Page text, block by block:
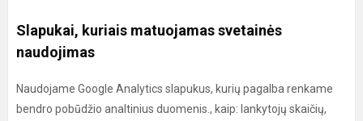
Slapukai, kuriais matuojamas svetainės
naudojimas
Naudojame Google Analytics slapukus, kurių pagalba renkame
bendro pobūdžio analtinius duomenis., kaip: lankytojų skaičių,